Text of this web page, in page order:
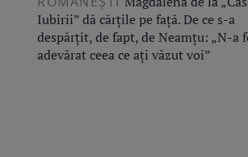
Iubirii” dă cărțile pe față. De ce s-a
despărțit, de fapt, de Neamțu: „N-a
adevărat ceea ce ați văzut voi”